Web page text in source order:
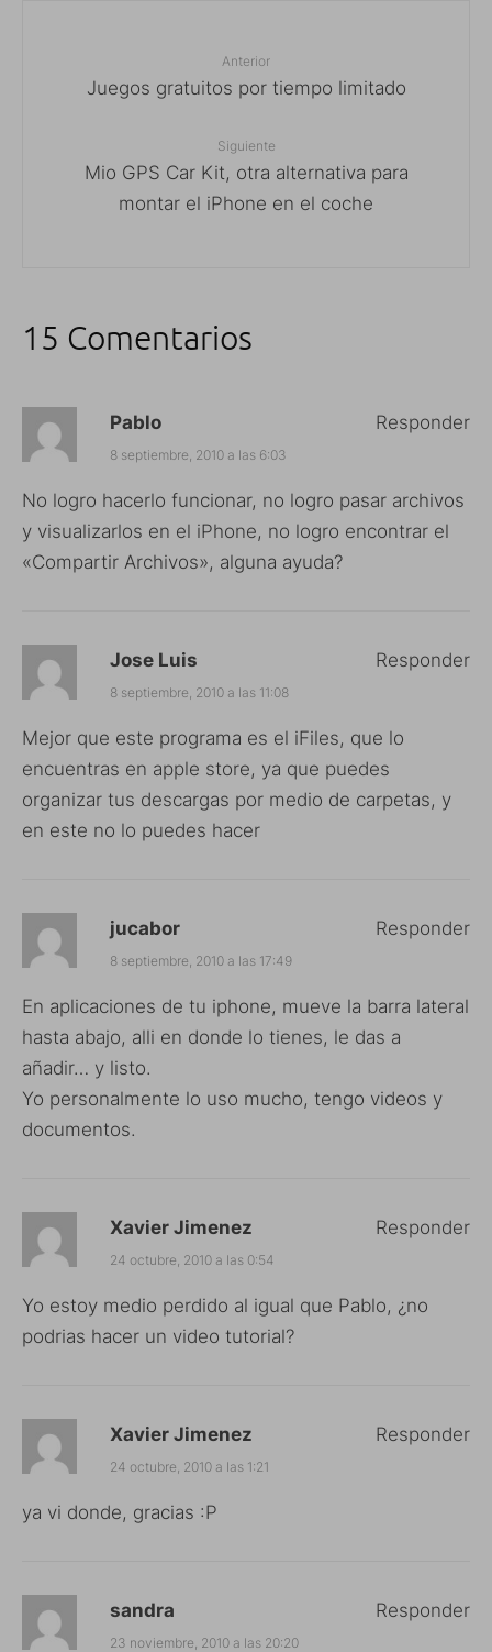
Anterior
Juegos gratuitos por tiempo limitado
Siguiente
Mio GPS Car Kit, otra alternativa para
montar el iPhone en el coche
15 Comentarios
Pablo
8 septiembre, 2010 a las 6:03
No logro hacerlo funcionar, no logro pasar archivos
y visualizarlos en el iPhone, no logro encontrar el
«Compartir Archivos», alguna ayuda?
Responder
Jose Luis
8 septiembre, 2010 a las 11:08
Mejor que este programa es el iFiles, que lo
encuentras en apple store, ya que puedes
organizar tus descargas por medio de carpetas, y
en este no lo puedes hacer
Responder
jucabor
8 septiembre, 2010 a las 17:49
En aplicaciones de tu iphone, mueve la barra lateral
hasta abajo, alli en donde lo tienes, le das a
añadir… y listo.
Yo personalmente lo uso mucho, tengo videos y
documentos.
Responder
Xavier Jimenez
24 octubre, 2010 a las 0:54
Yo estoy medio perdido al igual que Pablo, ¿no
podrias hacer un video tutorial?
Responder
Xavier Jimenez
24 octubre, 2010 a las 1:21
ya vi donde, gracias :P
Responder
sandra
23 noviembre, 2010 a las 20:20
Responder